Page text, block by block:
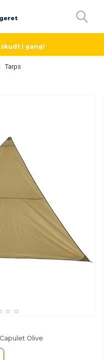
i gang!
Tarps
Capulet Olive